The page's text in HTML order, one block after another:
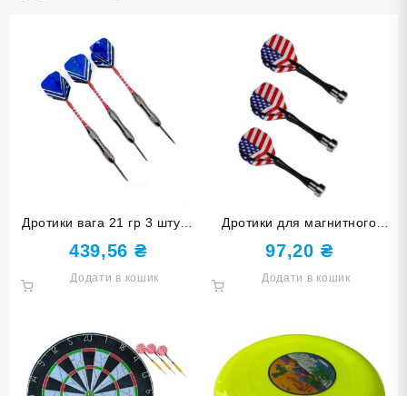
Дротики вага 21 гр 3 штуки
в упаковці BL-3400
439,56 ₴
Додати в кошик
Дротики для магнитного
дартсу. На блістері 3 шт BL-
M304
97,20 ₴
Додати в кошик